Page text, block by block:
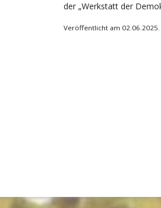
der „Werkstatt der
Veröffentlicht am 02.06.2025.